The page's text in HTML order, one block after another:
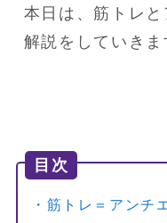
本日は、筋トレ
解説をしていきま
目次
・筋トレ＝アンチ